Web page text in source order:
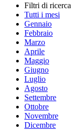
Filtri di ricerca
Tutti i mesi
Gennaio
Febbraio
Marzo
Aprile
Maggio
Giugno
Luglio
Agosto
Settembre
Ottobre
Novembre
Dicembre